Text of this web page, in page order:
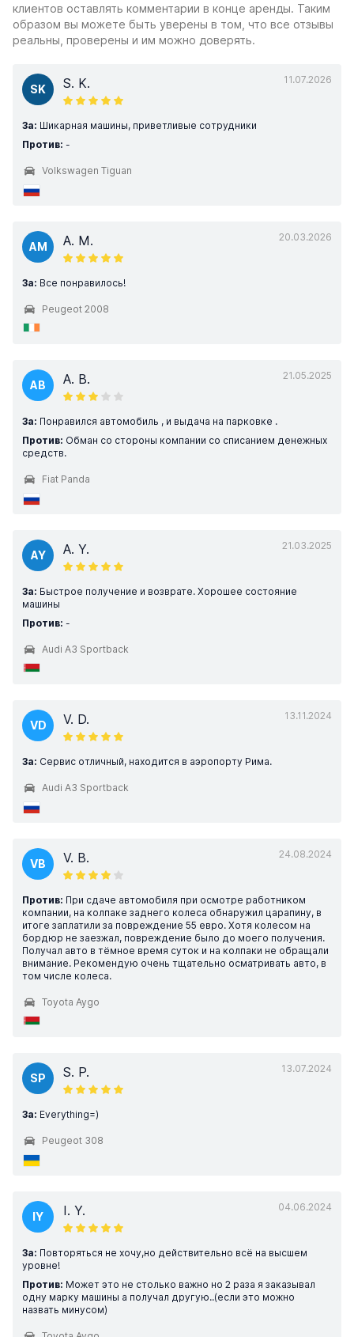
клиентов оставлять комментарии в конце аренды. Таким
образом вы можете быть уверены в том, что все отзывы
реальны, проверены и им можно доверять.
11.07.2026
SK S. K.
За: Шикарная машины, приветливые сотрудники
Против: -
Volkswagen Tiguan
20.03.2026
AM A. M.
За: Все понравилось!
Peugeot 2008
21.05.2025
AB A. B.
За: Понравился автомобиль , и выдача на парковке .
Против: Обман со стороны компании со списанием денежных
средств.
Fiat Panda
21.03.2025
AY A. Y.
За: Быстрое получение и возврате. Хорошее состояние
машины
Против: -
Audi A3 Sportback
13.11.2024
VD V. D.
За: Сервис отличный, находится в аэропорту Рима.
Audi A3 Sportback
24.08.2024
VB V. B.
Против: При сдаче автомобиля при осмотре работником
компании, на колпаке заднего колеса обнаружил царапину, в
итоге заплатили за повреждение 55 евро. Хотя колесом на
бордюр не заезжал, повреждение было до моего получения.
Получал авто в тёмное время суток и на колпаки не обращали
внимание. Рекомендую очень тщательно осматривать авто, в
том числе колеса.
Toyota Aygo
13.07.2024
SP S. P.
За: Everything=)
Peugeot 308
04.06.2024
IY I. Y.
За: Повторяться не хочу,но действительно всё на высшем
уровне!
Против: Может это не столько важно но 2 раза я заказывал
одну марку машины а получал другую..(если это можно
назвать минусом)